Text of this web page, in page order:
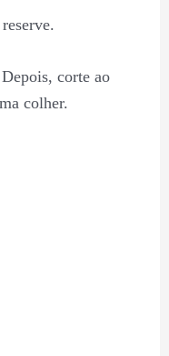
corte ao
colher.